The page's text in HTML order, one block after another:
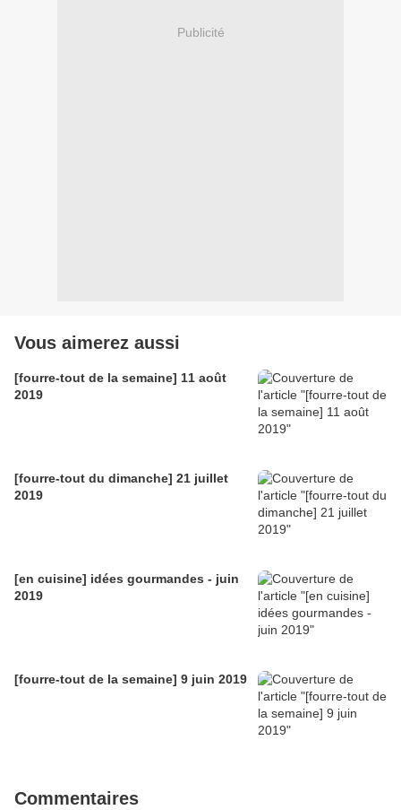
Publicité
Vous aimerez aussi
[fourre-tout de la semaine] 11 août
2019
[fourre-tout du dimanche] 21 juillet
2019
[en cuisine] idées gourmandes - juin
2019
[fourre-tout de la semaine] 9 juin 2019
Commentaires